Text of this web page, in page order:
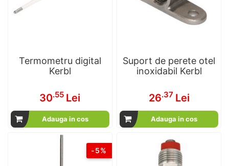
Termometru digital
Kerbl
30.55 Lei
Adauga in cos
Suport de perete otel
inoxidabil Kerbl
26.37 Lei
Adauga in cos
-5%